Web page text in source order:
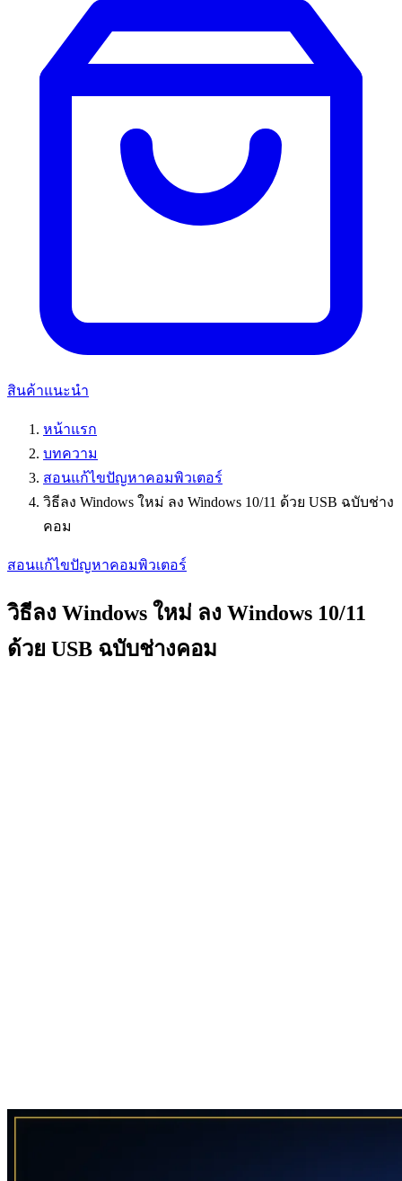
สินค้าแนะนำ
หน้าแรก
บทความ
สอนแก้ไขปัญหาคอมพิวเตอร์
วิธีลง Windows ใหม่ ลง Windows 10/11 ด้วย USB ฉบับช่าง
คอม
สอนแก้ไขปัญหาคอมพิวเตอร์
วิธีลง Windows ใหม่ ลง Windows 10/11
ด้วย USB ฉบับช่างคอม